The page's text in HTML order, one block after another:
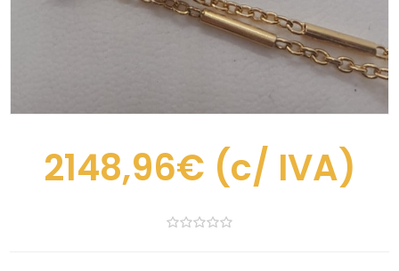
2148,96€ (c/ IVA)